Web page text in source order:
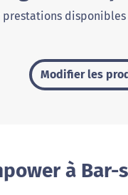
Modifier les
à Bar-